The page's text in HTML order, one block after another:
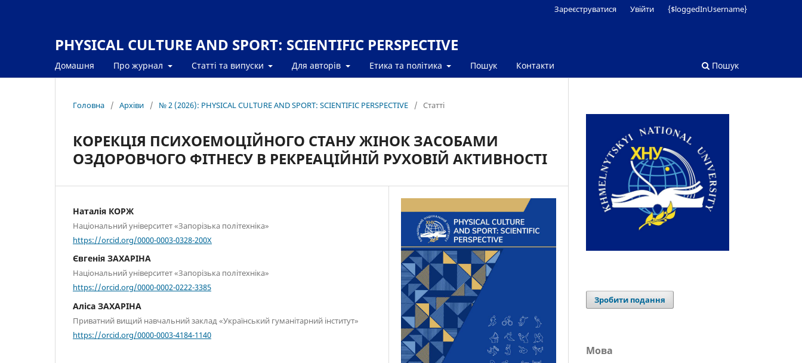
PHYSICAL CULTURE AND SPORT: SCIENTIFIC PERSPECTIVE
Домашня Про журнал Статті та випуски Для авторів Етика та політика Пошук Контакти Пошук
Зареєструватися Увійти {$loggedInUsername}
Головна / Архіви / № 2 (2026): PHYSICAL CULTURE AND SPORT: SCIENTIFIC PERSPECTIVE / Статті
КОРЕКЦІЯ ПСИХОЕМОЦІЙНОГО СТАНУ ЖІНОК ЗАСОБАМИ
ОЗДОРОВЧОГО ФІТНЕСУ В РЕКРЕАЦІЙНІЙ РУХОВІЙ АКТИВНОСТІ
Наталія КОРЖ
Національний університет «Запорізька політехніка»
https://orcid.org/0000-0003-0328-200X
Євгенія ЗАХАРІНА
Національний університет «Запорізька політехніка»
https://orcid.org/0000-0002-0222-3385
Аліса ЗАХАРІНА
Приватний вищий навчальний заклад «Український гуманітарний інститут»
https://orcid.org/0000-0003-4184-1140
Зробити подання
Мова